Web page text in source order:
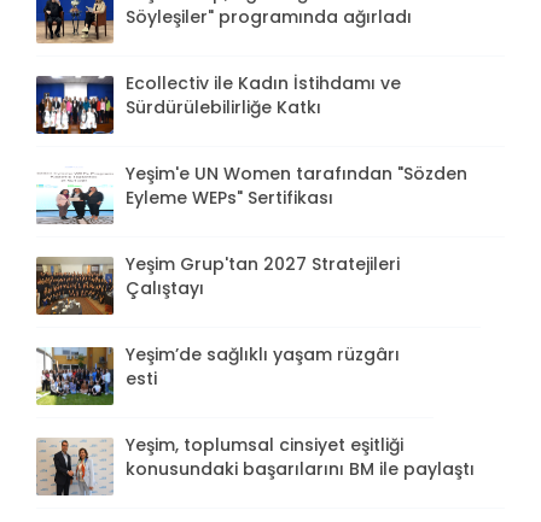
Söyleşiler" programında ağırladı
Ecollectiv ile Kadın İstihdamı ve
Sürdürülebilirliğe Katkı
Yeşim'e UN Women tarafından "Sözden
Eyleme WEPs" Sertifikası
Yeşim Grup'tan 2027 Stratejileri
Çalıştayı
Yeşim’de sağlıklı yaşam rüzgârı
esti
Yeşim, toplumsal cinsiyet eşitliği
konusundaki başarılarını BM ile paylaştı